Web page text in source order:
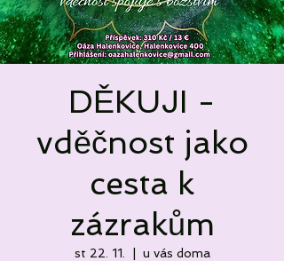
DĚKUJI -
vděčnost jako
cesta k
zázrakům
st 22. 11. u vás doma